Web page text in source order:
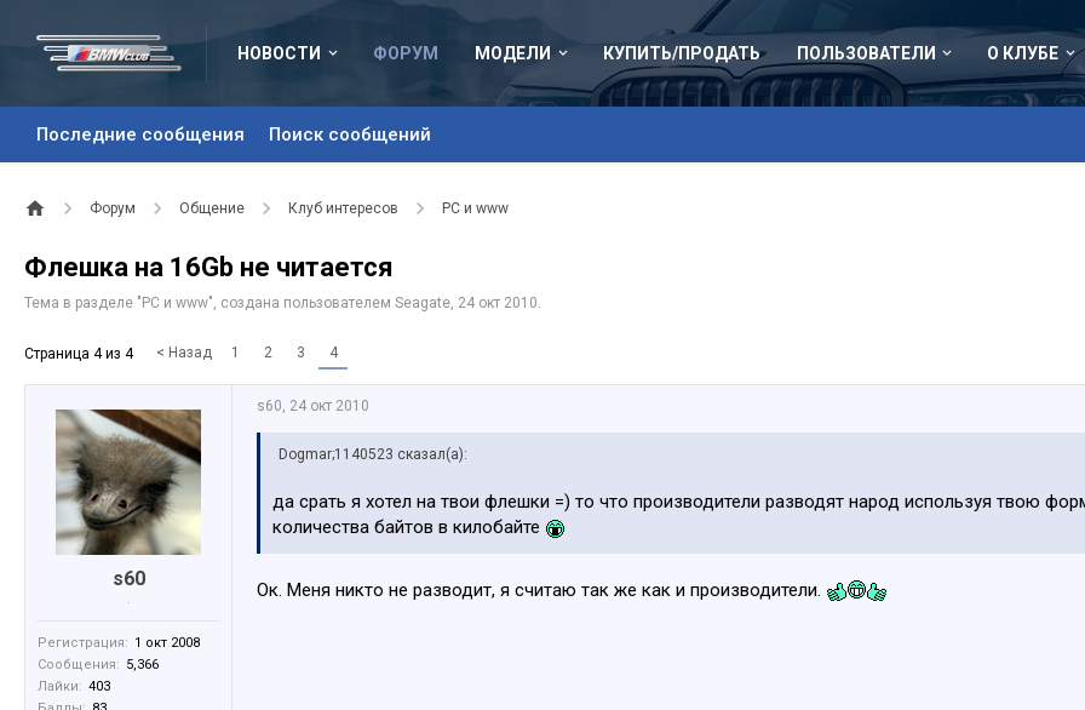
НОВОСТИ ФОРУМ
Последние сообщения Поиск сообщений
МОДЕЛИ КУПИТЬ/ПРОДАТЬ ПОЛЬЗОВАТЕЛИ О КЛУБЕ
Форум Общение Клуб интересов PC и www
Флешка на 16Gb не читается
Тема в разделе " PC и www", создана пользователем Seagate, 24 окт 2010.
Страница 4 из 4 < Назад 1 2 3 4
s60
.
Регистрация: 1 окт 2008
Сообщения: 5,366
Лайки: 403
s60, 24 окт 2010
Dogmar;1140523 сказал(а):
да срать я хотел на твои флешки =) то что производители разводят народ используя твою
количества байтов в килобайте
Ок. Меня никто не разводит, я считаю так же как и производители.